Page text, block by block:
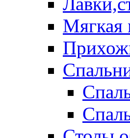
Мягкая